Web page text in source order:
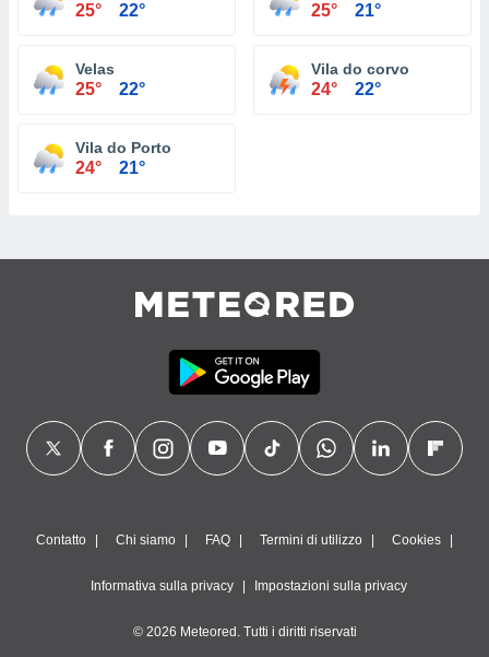
25° 22° 25° 21°
Velas
25° 22°
Vila do corvo
24° 22°
Vila do Porto
24° 21°
Contatto Chi siamo FAQ Termini di utilizzo Cookies
Informativa sulla privacy Impostazioni sulla privacy
© 2026 Meteored. Tutti i diritti riservati